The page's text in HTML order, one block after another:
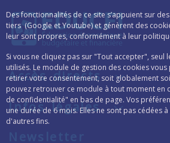
Des fonctionnalités de ce site s’appuient sur
tiers (Google et Youtube) et génèrent des
leur sont propres, conformément à leur
Si vous ne cliquez pas sur "Tout accepter", seul
utilisés. Le module de gestion des cookies
retirer votre consentement, soit globalement
pouvez retrouver ce module à tout moment en
de confidentialité" en bas de page. Vos
une durée de 6 mois. Elles ne sont pas cédées
d'autres fins.
Accès directs
Infos légales